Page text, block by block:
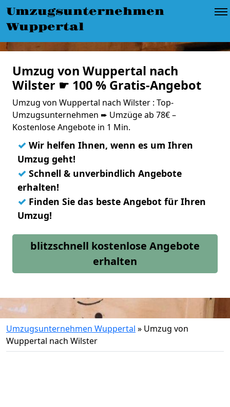
Umzugsunternehmen
Wuppertal
Umzug von Wuppertal nach
Wilster ☛ 100 % Gratis-Angebot
Umzug von Wuppertal nach Wilster : Top-
Umzugsunternehmen ➨ Umzüge ab 78€ –
Kostenlose Angebote in 1 Min.
✓ Wir helfen Ihnen, wenn es um Ihren
Umzug geht!
✓ Schnell & unverbindlich Angebote
erhalten!
✓ Finden Sie das beste Angebot für Ihren
Umzug!
blitzschnell kostenlose Angebote
erhalten
Umzugsunternehmen Wuppertal » Umzug von
Wuppertal nach Wilster